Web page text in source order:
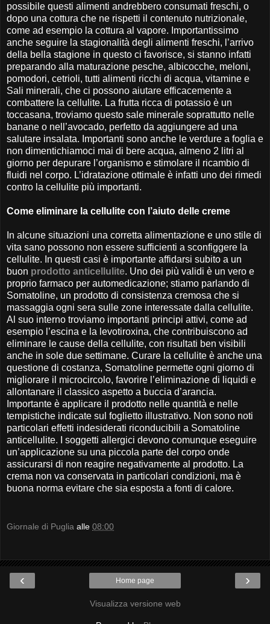
possibile questi alimenti andrebbero consumati freschi, o
dopo una cottura che ne rispetti il contenuto nutrizionale,
come ad esempio la cottura al vapore. Importantissimo
anche seguire la stagionalità degli alimenti freschi, l’arrivo
della bella stagione in questo ci favorisce, si stanno infatti
preparando alla maturazione pesche, albicocche, meloni,
pomodori, cetrioli, tutti alimenti ricchi di acqua, vitamine e
Sali minerali, che ci possono aiutare efficacemente a
combattere la cellulite. La frutta ricca di potassio è un
toccasana, troviamo questo sale minerale soprattutto nelle
banane o nell’avocado, perfetto da aggiungere ad una
salutare insalata. Importanti sono anche le verdure a foglia e
non dimentichiamoci mai di bere acqua, almeno 2 litri al
giorno per depurare l’organismo e stimolare il ricambio di
fluidi nel corpo. L’idratazione ottimale è infatti uno dei rimedi
contro la cellulite più importanti.
Come eliminare la cellulite con l’aiuto delle creme
In alcune situazioni una corretta alimentazione e uno stile di
vita sano possono non essere sufficienti a sconfiggere la
cellulite. In questi casi è importante affidarsi subito a un
buon prodotto anticellulite. Uno dei più validi è un vero e
proprio farmaco per automedicazione; stiamo parlando di
Somatoline, un prodotto di consistenza cremosa che si
massaggia ogni sera sulle zone interessate dalla cellulite.
Al suo interno troviamo importanti principi attivi, come ad
esempio l’escina e la levotiroxina, che contribuiscono ad
eliminare le cause della cellulite, con risultati ben visibili
anche in sole due settimane. Curare la cellulite è anche una
questione di costanza, Somatoline permette ogni giorno di
migliorare il microcircolo, favorire l’eliminazione di liquidi e
allontanare il classico aspetto a buccia d’arancia.
Importante è applicare il prodotto nelle quantità e nelle
tempistiche indicate sul foglietto illustrativo. Non sono noti
particolari effetti indesiderati riconducibili a Somatoline
anticellulite. I soggetti allergici devono comunque eseguire
un’applicazione su una piccola parte del corpo onde
assicurarsi di non reagire negativamente al prodotto. La
crema non va conservata in particolari condizioni, ma è
buona norma evitare che sia esposta a fonti di calore.
Giornale di Puglia alle 08:00
‹ ›
Home page
Visualizza versione web